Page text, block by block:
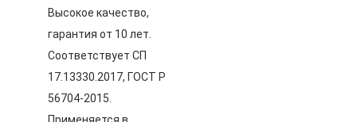
Высокое качество,
гарантия от 10 лет.
Соответствует СП
17.13330.2017, ГОСТ Р
56704-2015.